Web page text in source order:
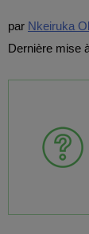
par Nkeiruka
Dernière mise